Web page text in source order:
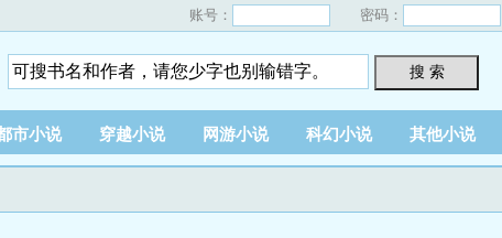
账号： 密码：
搜 索
市小说 穿越小说 网游小说 科幻小说 其他小说